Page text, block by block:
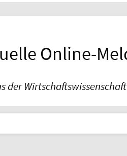
Online-
der